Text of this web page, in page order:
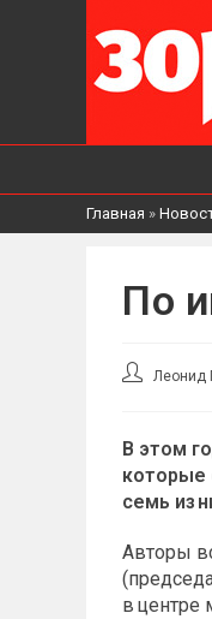
Главная »
По
АвторЛеонид
В этом
которые
семь из
Авторы
в центре